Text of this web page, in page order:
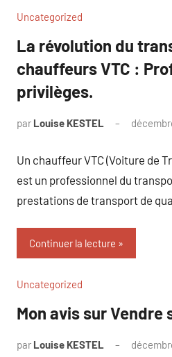
Uncategorized
La révolution du
chauffeurs VTC :
privilèges.
par Louise KESTEL
Un chauffeur VTC (Voiture de
est un professionnel du
prestations de transport de
Continuer la lecture
Uncategorized
Mon avis sur Vendre
par Louise KESTEL